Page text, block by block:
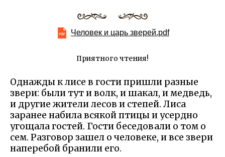
Человек и царь зверей.pdf
Приятного чтения!
Однажды к лисе в гости пришли разные
звери: были тут и волк, и шакал, и медведь,
и другие жители лесов и степей. Лиса
заранее набила всякой птицы и усердно
угощала гостей. Гости беседовали о том о
сем. Разговор зашел о человеке, и все звери
наперебой бранили его.